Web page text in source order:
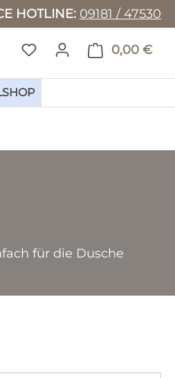
HOTLINE: 09181 / 47530
DU HAST 0 PRODUKTE
0,00 €
für die Dusche